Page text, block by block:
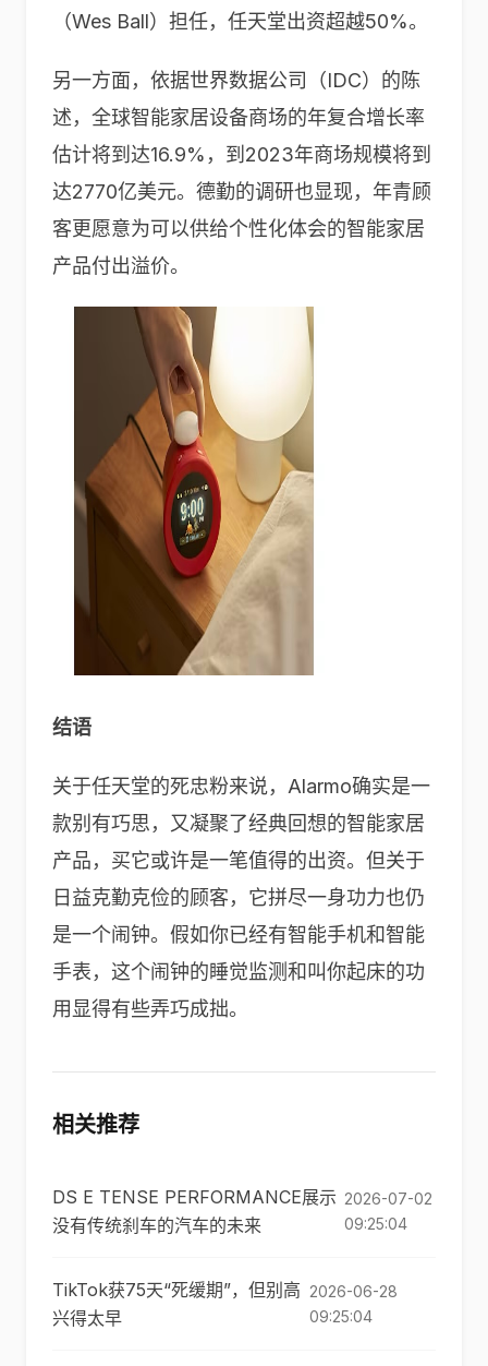
（Wes Ball）担任，任天堂出资超越50%。
另一方面，依据世界数据公司（IDC）的陈
述，全球智能家居设备商场的年复合增长率
估计将到达16.9%，到2023年商场规模将到
达2770亿美元。德勤的调研也显现，年青顾
客更愿意为可以供给个性化体会的智能家居
产品付出溢价。
结语
关于任天堂的死忠粉来说，Alarmo确实是一
款别有巧思，又凝聚了经典回想的智能家居
产品，买它或许是一笔值得的出资。但关于
日益克勤克俭的顾客，它拼尽一身功力也仍
是一个闹钟。假如你已经有智能手机和智能
手表，这个闹钟的睡觉监测和叫你起床的功
用显得有些弄巧成拙。
相关推荐
DS E TENSE PERFORMANCE展示
没有传统刹车的汽车的未来
2026-07-02
09:25:04
TikTok获75天“死缓期”，但别高
兴得太早
2026-06-28
09:25:04